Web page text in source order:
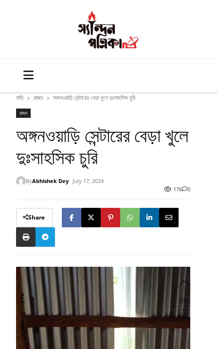
বাড়ি রাজ্য অঙ্গনওয়াড়ি সেন্টারের বেড়া খুলে দুঃসাহসিক চুরি
রাজ্য
অঙ্গনওয়াড়ি সেন্টারের বেড়া খুলে
দুঃসাহসিক চুরি
ByAbhishek Dey
July 17, 2024
176
0
Share